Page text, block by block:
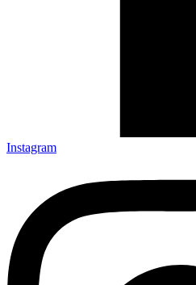
Instagram